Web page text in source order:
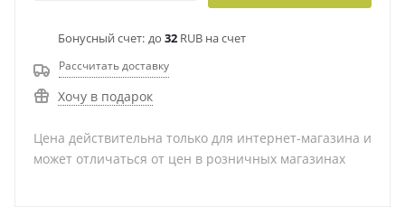
Бонусный счет: до 32 RUB на счет
Рассчитать доставку
Хочу в подарок
Цена действительна только для интернет-магазина и
может отличаться от цен в розничных магазинах